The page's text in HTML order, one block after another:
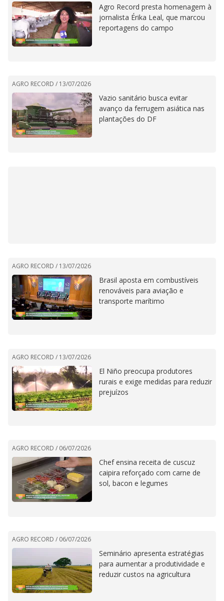
Agro Record presta homenagem à
jornalista Érika Leal, que marcou
reportagens do campo
AGRO RECORD / 13/07/2026
Vazio sanitário busca evitar
avanço da ferrugem asiática nas
plantações do DF
AGRO RECORD / 13/07/2026
Brasil aposta em combustíveis
renováveis para aviação e
transporte marítimo
AGRO RECORD / 13/07/2026
El Niño preocupa produtores
rurais e exige medidas para reduzir
prejuízos
AGRO RECORD / 06/07/2026
Chef ensina receita de cuscuz
caipira reforçado com carne de
sol, bacon e legumes
AGRO RECORD / 06/07/2026
Seminário apresenta estratégias
para aumentar a produtividade e
reduzir custos na agricultura